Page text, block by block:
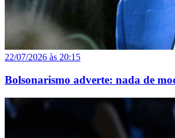
22/07/2026 às 20:15
Bolsonarismo adverte: nada de